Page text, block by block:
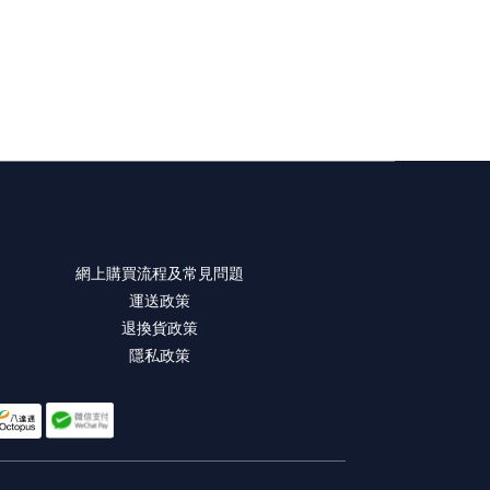
網上購買流程及常見問題
運送政策
退換貨政策
隱私政策